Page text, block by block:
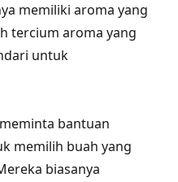
memiliki aroma yang
tercium aroma yang
untuk
bantuan
memilih buah yang
biasanya